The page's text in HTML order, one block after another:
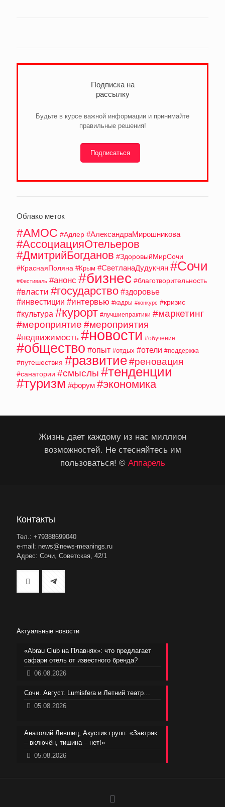
Подписка на
рассылку
Будьте в курсе важной информации и принимайте
правильные решения!
Подписаться
Облако меток
#АМОС #Адлер #АлександраМирошникова
#АссоциацияОтельеров
#ДмитрийБогданов #ЗдоровыйМирСочи
#КраснаяПоляна #Крым #СветланаДудукчян #Сочи
#Фестиваль #анонс #бизнес #благотворительность
#власти #государство #здоровье
#инвестиции #интервью #кадры #конкурс #кризис
#культура #курорт #лучшиепрактики #маркетинг
#мероприятие #мероприятия
#недвижимость #новости #обучение
#общество #опыт #отдых #отели #поддержка
#путешествия #развитие#реновация
#санатории #смыслы #тенденции
#туризм #форум #экономика
Жизнь дает каждому из нас миллион
возможностей. Не стесняйтесь им
пользоваться! © Аппарель
Контакты
Тел.: +79388699040
e-mail: news@news-meanings.ru
Адрес: Сочи, Советская, 42/1
Актуальные новости
«Abrau Club на Плавнях»: что предлагает
сафари отель от известного бренда?
06.08.2026
Сочи. Август. Lumisfera и Летний театр…
05.08.2026
Анатолий Лившиц, Акустик групп: «Завтрак
– включён, тишина – нет!»
05.08.2026